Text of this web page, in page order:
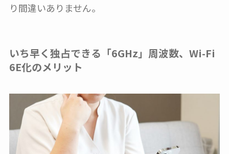
り間違いありません。
いち早く独占できる「6GHz」周波数、Wi-Fi
6E化のメリット